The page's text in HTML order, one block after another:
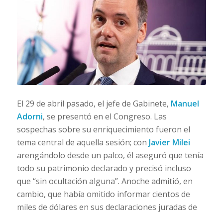
El 29 de abril pasado, el jefe de Gabinete, Manuel
Adorni, se presentó en el Congreso. Las
sospechas sobre su enriquecimiento fueron el
tema central de aquella sesión; con Javier Milei
arengándolo desde un palco, él aseguró que tenía
todo su patrimonio declarado y precisó incluso
que “sin ocultación alguna”. Anoche admitió, en
cambio, que había omitido informar cientos de
miles de dólares en sus declaraciones juradas de